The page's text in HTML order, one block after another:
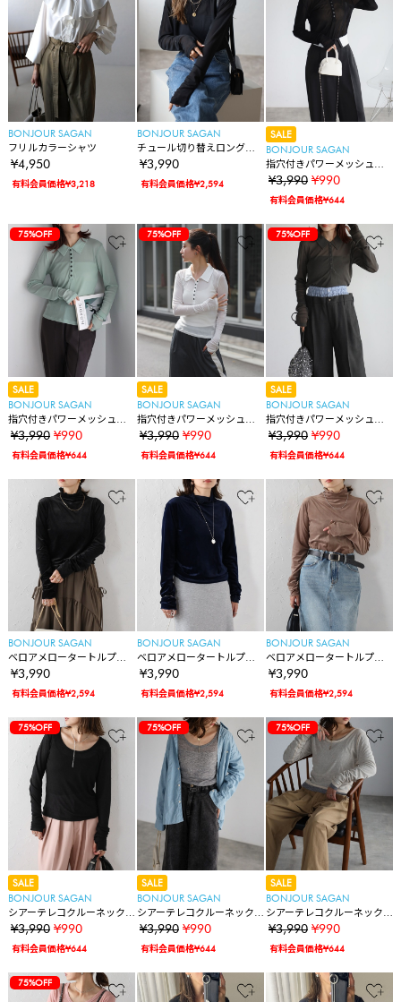
BONJOUR SAGAN
フリルカラーシャツ
¥4,950
有料会員価格¥3,218
BONJOUR SAGAN
チュール切り替えロングス
リーブTシャツ
¥3,990
有料会員価格¥2,594
SALE
BONJOUR SAGAN
指穴付きパワーメッシュポ
ロプルオーバー
¥3,990 ¥990
有料会員価格¥644
75%OFF
SALE
BONJOUR SAGAN
指穴付きパワーメッシュポ
ロプルオーバー
¥3,990 ¥990
有料会員価格¥644
75%OFF
SALE
BONJOUR SAGAN
指穴付きパワーメッシュポ
ロプルオーバー
¥3,990 ¥990
有料会員価格¥644
75%OFF
SALE
BONJOUR SAGAN
指穴付きパワーメッシュポ
ロプルオーバー
¥3,990 ¥990
有料会員価格¥644
BONJOUR SAGAN
ベロアメロータートルプル
オーバー
¥3,990
有料会員価格¥2,594
BONJOUR SAGAN
ベロアメロータートルプル
オーバー
¥3,990
有料会員価格¥2,594
BONJOUR SAGAN
ベロアメロータートルプル
オーバー
¥3,990
有料会員価格¥2,594
75%OFF
SALE
BONJOUR SAGAN
シアーテレコクルーネック
プルオーバー
¥3,990 ¥990
有料会員価格¥644
75%OFF
SALE
BONJOUR SAGAN
シアーテレコクルーネック
プルオーバー
¥3,990 ¥990
有料会員価格¥644
75%OFF
SALE
BONJOUR SAGAN
シアーテレコクルーネック
プルオーバー
¥3,990 ¥990
有料会員価格¥644
75%OFF